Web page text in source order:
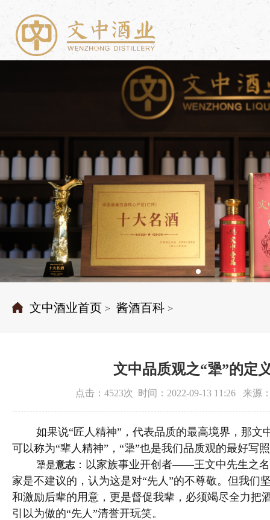
文中酒业首页 > 酱酒百科 >
文中品质观之“犟”的定
点击：4523次 时间：2022-09-13 11:26 来源
如果说“匠人精神”，代表品质的最高境界，那文
可以称为“辈人精神”，“犟”也是我们品质观的最好写
犟是意志：以家族事业开创者——王文中先生之
家是不建议的，认为这是对“先人”的不尊敬。但我们
和激励后辈的用意，更是督促我辈，必须竭尽全力把
引以为傲的“先人”清誉开玩笑。